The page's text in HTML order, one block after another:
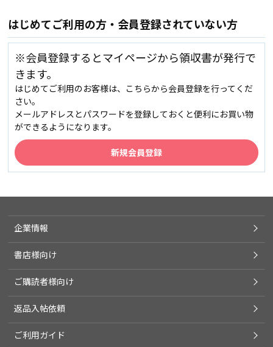
はじめてご利用の方・会員登録されていない方
※会員登録するとマイページから領収書が発行で
きます。
はじめてご利用のお客様は、こちらから会員登録を行ってくだ
さい。
メールアドレスとパスワードを登録しておくと便利にお買い物
ができるようになります。
企業情報
書店様向け
ご購読者様向け
返品入帖依頼
ご利用ガイド